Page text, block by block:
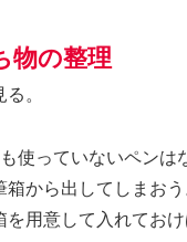
物の整理
。
使っていないペンは
箱から出してしまお
用意して入れておけ